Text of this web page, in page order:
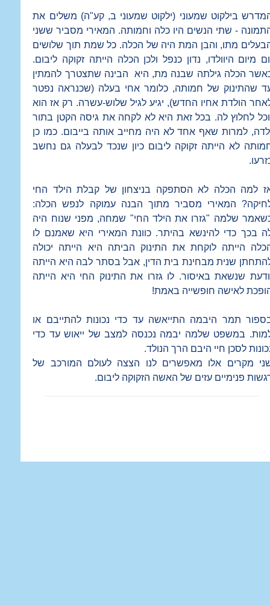
בילקוט שמעוני (ילקוט שמעוני ב, קע"ה) משלים את
- שתי הנשים היו כלה וחמותה. המאירי מסביר ששני
מתו, והבן המת היה של הכלה. כל שמת תוך שלושים
מיום היוולדו, נדון כנפל ולכן הכלה הייתה זקוקה ליבום.
הכלה גילתה שבנה מת, היא הבינה שתצטרך להמתין
שהתינוק של חמותה, כלומר אחי בעלה (שכנראה נפטר
הולדת אחיו החדש), יגיע לגיל שלוש-עשרה. רק אז הוא
לחלוץ לה. בכל זאת היא לא לקחה את גיסה הקטן בתור
למרות שאף אחד לא היה מחייב אותה בייבום. כמו כן
לא הייתה זקוקה ליבום כיון שנכד לבעלה גם נחשב
למה הכלה לא הסתפקה בניצחון של קבלת הילד החי
המאירי מסביר מתוך הבנה עמוקה לנפש הכלה:
שלמה "גזרו את הילד החי" שמחה, מפני שנוח היה
בכך כדי להינשא בהיתר. כוונת המאירי היא שאמנם לו
הייתה לוקחת את התינוק הביתה היא הייתה יכולה
שנית מבחינת בית הדין, אבל בסתר לבה היא הייתה
שנשאת באיסור. לו גזרו את התינוק החי היא הייתה
לאישה חופשייה באמת!
תמר היבמה התייאשה עד כדי נכונות להתייבם או
במשפט שלמה יבמה נכנסה למצב של ייאוש עד כדי
לסכן חיי היבם הרך הנולד.
מקרים אלו מאפשרים לנו הצצה לעולם המורכב של
פנימיים עזים של האשה הזקוקה ליבום.